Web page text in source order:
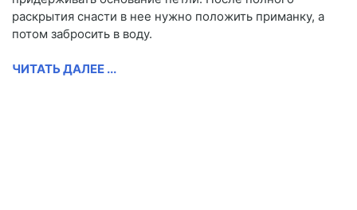
раскрытия снасти в нее нужно положить приманку, а
потом забросить в воду.
ЧИТАТЬ ДАЛЕЕ ...